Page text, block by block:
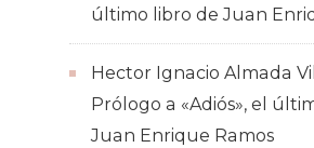
último libro de Juan
Hector Ignacio Almada
Prólogo a «Adiós», el
Juan Enrique Ramos